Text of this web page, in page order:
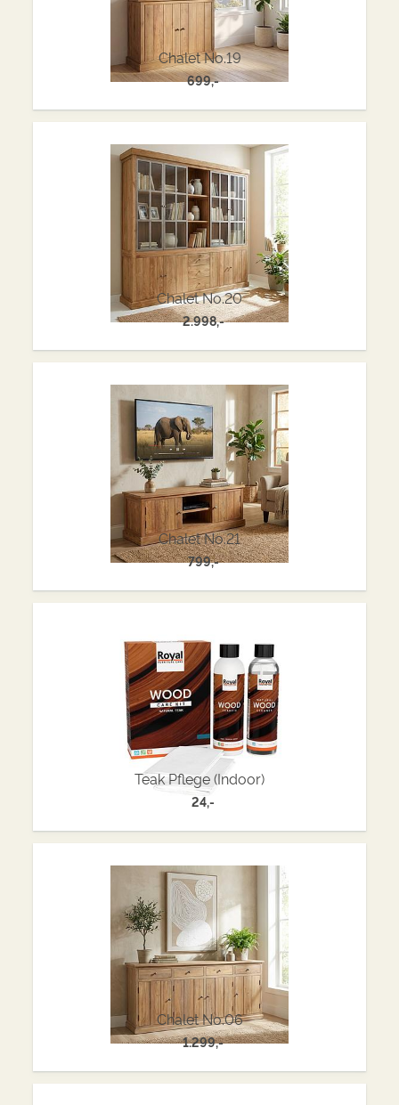
Chalet No.19
699,-
Chalet No.20
2.998,-
Chalet No.21
799,-
Teak Pflege (Indoor)
24,-
Chalet No.06
1.299,-